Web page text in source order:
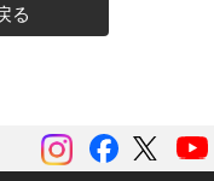
る
ツイ
Facebook
instagram